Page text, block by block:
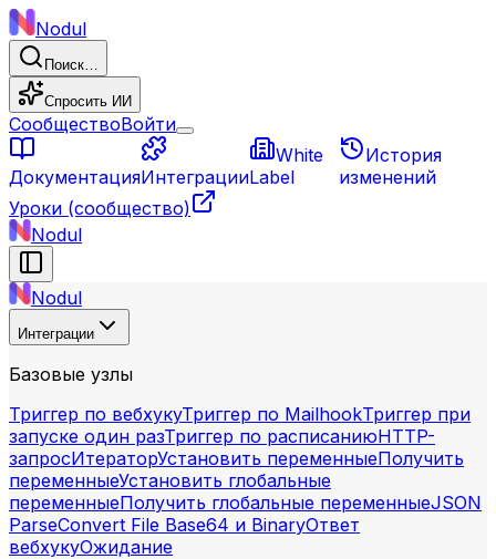
Nodul
Поиск…
Спросить ИИ
СообществоВойти
ДокументацияИнтеграции
White
Label
История
изменений
Уроки (сообщество)
Nodul
Nodul
Интеграции
Базовые узлы
Триггер по вебхукуТриггер по MailhookТриггер при
запуске один разТриггер по расписаниюHTTP-
запросИтераторУстановить переменныеПолучить
переменныеУстановить глобальные
переменныеПолучить глобальные переменныеJSON
ParseConvert File Base64 и BinaryОтвет
вебхукуОжидание